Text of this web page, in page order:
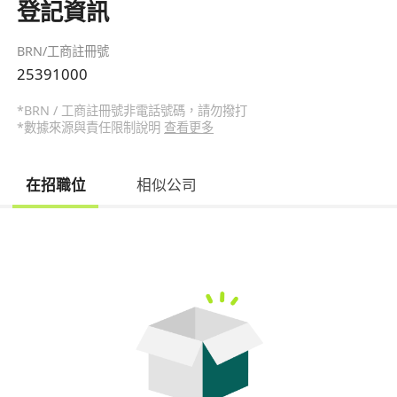
登記資訊
BRN/工商註冊號
25391000
*BRN / 工商註冊號非電話號碼，請勿撥打
*數據來源與責任限制說明 查看更多
在招職位 相似公司